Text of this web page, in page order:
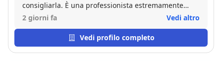
consigliarla. È una professionista estremamente
preparata, seria e sempre disponibile. Fin dal primo
trasparente in ogni fase e molto risoluta nel trovare
la soluzione migliore. Quello che ho apprezzato di
2 giorni fa Vedi altro
Vedi profilo completo